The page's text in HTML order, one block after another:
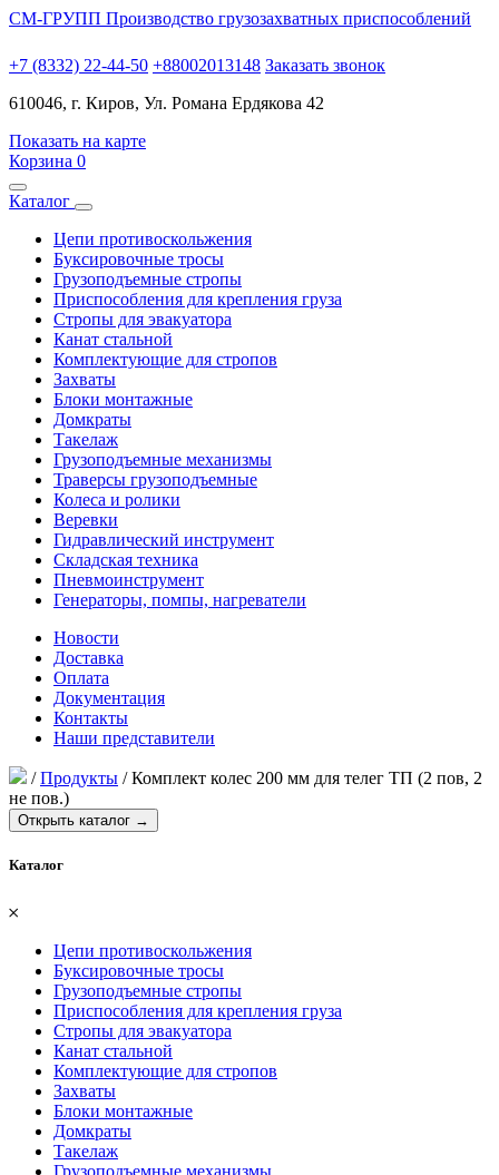
СМ-ГРУПП Производство грузозахватных приспособлений
+7 (8332) 22-44-50 +88002013148 Заказать звонок
610046, г. Киров, Ул. Романа Ердякова 42
Показать на карте
Корзина 0
Каталог
Цепи противоскольжения
Буксировочные тросы
Грузоподъемные стропы
Приспособления для крепления груза
Стропы для эвакуатора
Канат стальной
Комплектующие для стропов
Захваты
Блоки монтажные
Домкраты
Такелаж
Грузоподъемные механизмы
Траверсы грузоподъемные
Колеса и ролики
Веревки
Гидравлический инструмент
Складская техника
Пневмоинструмент
Генераторы, помпы, нагреватели
Новости
Доставка
Оплата
Документация
Контакты
Наши представители
/Продукты /Комплект колес 200 мм для телег ТП (2 пов, 2
не пов.)
Открыть каталог →
Каталог
𐄂
Цепи противоскольжения
Буксировочные тросы
Грузоподъемные стропы
Приспособления для крепления груза
Стропы для эвакуатора
Канат стальной
Комплектующие для стропов
Захваты
Блоки монтажные
Домкраты
Такелаж